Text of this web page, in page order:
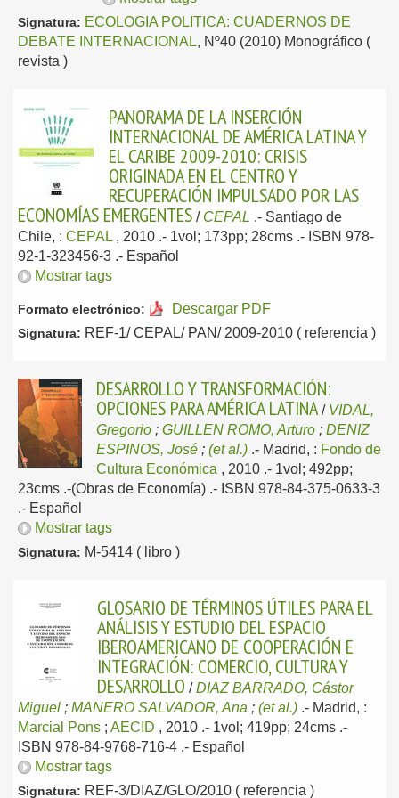
Signatura: ECOLOGIA POLITICA: CUADERNOS DE
DEBATE INTERNACIONAL, Nº40 (2010) Monográfico (
revista )
PANORAMA DE LA INSERCIÓN
INTERNACIONAL DE AMÉRICA LATINA Y
EL CARIBE 2009-2010: CRISIS
ORIGINADA EN EL CENTRO Y
RECUPERACIÓN IMPULSADO POR LAS
ECONOMÍAS EMERGENTES / CEPAL .- Santiago de
Chile, : CEPAL , 2010 .- 1vol; 173pp; 28cms .- ISBN 978-
92-1-323456-3 .- Español
Mostrar tags
Formato electrónico: Descargar PDF
Signatura: REF-1/ CEPAL/ PAN/ 2009-2010 ( referencia )
DESARROLLO Y TRANSFORMACIÓN:
OPCIONES PARA AMÉRICA LATINA / VIDAL,
Gregorio ; GUILLEN ROMO, Arturo ; DENIZ
ESPINOS, José ; (et al.) .- Madrid, : Fondo de
Cultura Económica , 2010 .- 1vol; 492pp;
23cms .-(Obras de Economía) .- ISBN 978-84-375-0633-3
.- Español
Mostrar tags
Signatura: M-5414 ( libro )
GLOSARIO DE TÉRMINOS ÚTILES PARA EL
ANÁLISIS Y ESTUDIO DEL ESPACIO
IBEROAMERICANO DE COOPERACIÓN E
INTEGRACIÓN: COMERCIO, CULTURA Y
DESARROLLO /DIAZ BARRADO, Cástor
Miguel ; MANERO SALVADOR, Ana ; (et al.) .- Madrid, :
Marcial Pons ; AECID , 2010 .- 1vol; 419pp; 24cms .-
ISBN 978-84-9768-716-4 .- Español
Mostrar tags
Signatura: REF-3/DIAZ/GLO/2010 ( referencia )